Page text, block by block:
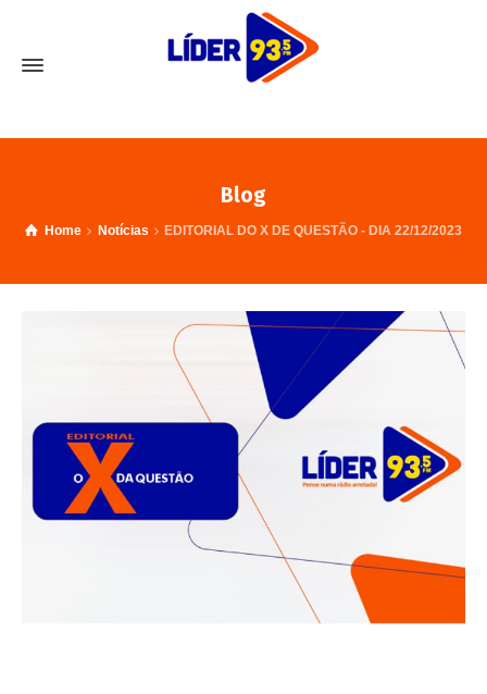
Blog
Home Notícias EDITORIAL DO X DE QUESTÃO - DIA 22/12/2023